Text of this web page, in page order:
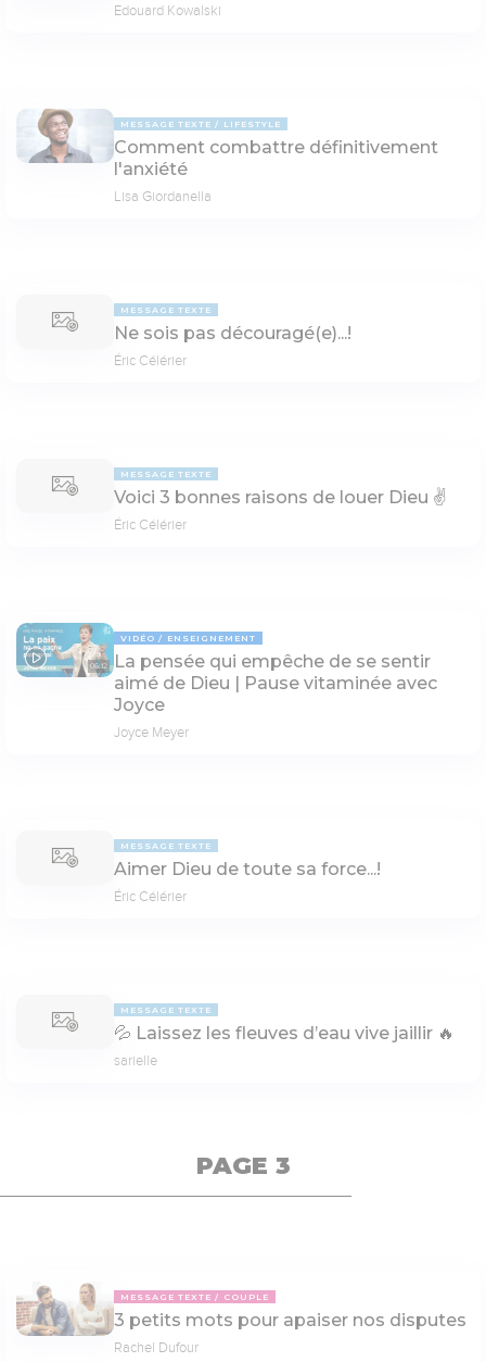
Edouard Kowalski
MESSAGE TEXTE LIFESTYLE
Comment combattre définitivement
l'anxiété
Lisa Giordanella
MESSAGE TEXTE
Ne sois pas découragé(e)...!
Éric Célérier
MESSAGE TEXTE
Voici 3 bonnes raisons de louer Dieu ✌️
Éric Célérier
06:12
VIDÉO ENSEIGNEMENT
La pensée qui empêche de se sentir
aimé de Dieu | Pause vitaminée avec
Joyce
Joyce Meyer
MESSAGE TEXTE
Aimer Dieu de toute sa force...!
Éric Célérier
MESSAGE TEXTE
💦 Laissez les fleuves d’eau vive jaillir 🔥
sarielle
PAGE 3
MESSAGE TEXTE COUPLE
3 petits mots pour apaiser nos disputes
Rachel Dufour